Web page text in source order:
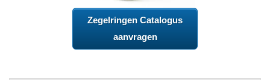
Zegelringen Catalogus
aanvragen